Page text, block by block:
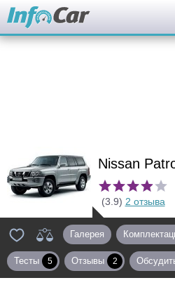
Nissan
(3.9) 2 отзыва
Галерея
Тесты 5 Отзывы 2